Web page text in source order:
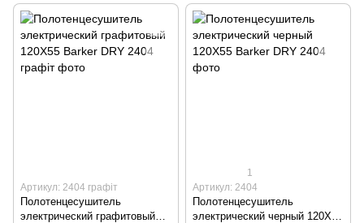
Артикул: 2404 графіт
Полотенцесушитель
электрический графитовый
1
Артикул: 2404
Полотенцесушитель
электрический черный 120Х55